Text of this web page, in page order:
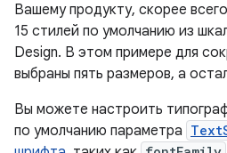
Вашему продукту, скорее
15 стилей по умолчанию из
Design. В этом примере для
выбраны пять размеров, а
Вы можете настроить
по умолчанию параметра